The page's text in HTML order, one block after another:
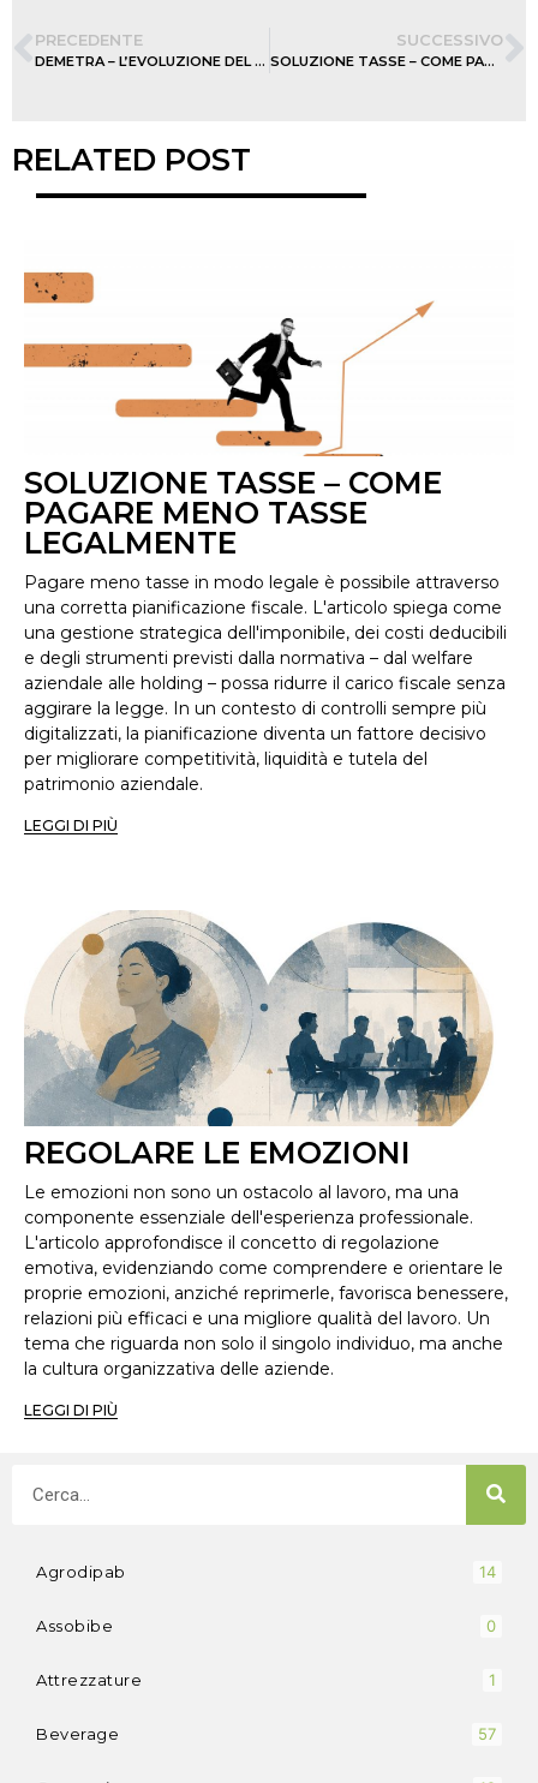
PRECEDENTE
DEMETRA – L’EVOLUZIONE DEL GUSTO AL SERVIZIO DEL FOOD SERVICE
SUCCESSIVO
SOLUZIONE TASSE – COME PAGARE MENO TASSE LEGALMENTE
RELATED POST
SOLUZIONE TASSE – COME
PAGARE MENO TASSE
LEGALMENTE
Pagare meno tasse in modo legale è possibile attraverso
una corretta pianificazione fiscale. L'articolo spiega come
una gestione strategica dell'imponibile, dei costi deducibili
e degli strumenti previsti dalla normativa – dal welfare
aziendale alle holding – possa ridurre il carico fiscale senza
aggirare la legge. In un contesto di controlli sempre più
digitalizzati, la pianificazione diventa un fattore decisivo
per migliorare competitività, liquidità e tutela del
patrimonio aziendale.
LEGGI DI PIÙ
REGOLARE LE EMOZIONI
Le emozioni non sono un ostacolo al lavoro, ma una
componente essenziale dell'esperienza professionale.
L'articolo approfondisce il concetto di regolazione
emotiva, evidenziando come comprendere e orientare le
proprie emozioni, anziché reprimerle, favorisca benessere,
relazioni più efficaci e una migliore qualità del lavoro. Un
tema che riguarda non solo il singolo individuo, ma anche
la cultura organizzativa delle aziende.
LEGGI DI PIÙ
Agrodipab 14
Assobibe 0
Attrezzature 1
Beverage 57